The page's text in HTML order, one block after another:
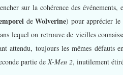
sur la cohérence des
deWolverine) pour apprécier
lequel on retrouve de vieilles
attendu, toujours les mêmes défauts
partie deX-Men 2, inutilement